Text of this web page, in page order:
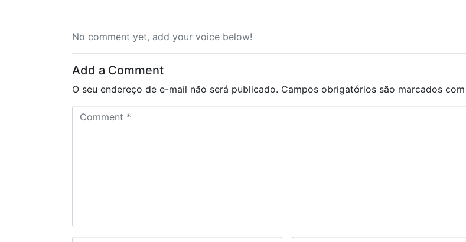
No comment yet, add your voice below!
Add a Comment
O seu endereço de e-mail não será publicado. Campos obrigatórios são marcados com